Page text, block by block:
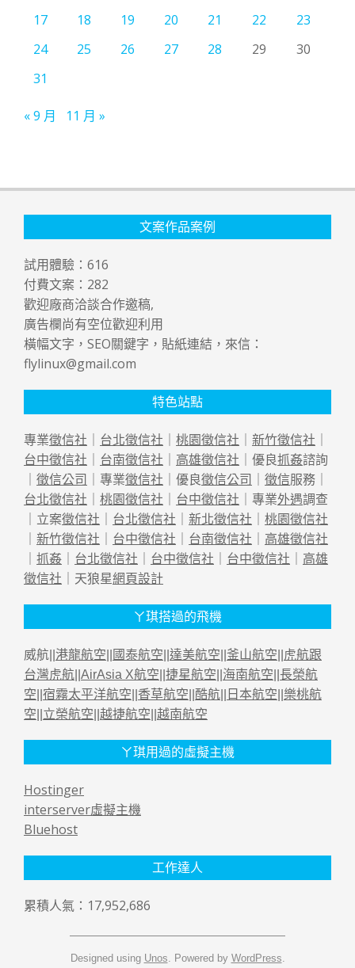
17
18 19 20 21 22
23
24
25 26 27 28 29
30
31
« 9 月 11 月 »
文案作品案例
試用體驗： 616
付費文案： 282
歡迎廠商洽談合作邀稿,
廣告欄尚有空位歡迎利用
橫幅文字，SEO關鍵字，貼紙連結，來信：
flylinux@gmail.com
特色站點
專業徵信社 台北徵信社 桃園徵信社 新竹徵信社
台中徵信社
台南徵信社 高雄徵信社 ｜優良抓姦諮詢
徵信公司 ｜專業徵信社 ｜優良徵信公司 徵信服務｜
台北徵信社
桃園徵信社 台中徵信社 ｜專業外遇調查
｜立案徵信社 台北徵信社 新北徵信社
桃園徵信社
新竹徵信社 台中徵信社 台南徵信社
高雄徵信社
抓姦 台北徵信社 台中徵信社 台中徵信社
高雄
徵信社 ｜天狼星網頁設計
ㄚ琪搭過的飛機
威航|| 港龍航空 國泰航空 達美航空 釜山航空
虎航跟
台灣虎航 AirAsia X航空 捷星航空 海南航空 長榮航
空 宿霧太平洋航空 香草航空 酷航 日本航空 樂桃航
空 立榮航空 越捷航空 越南航空
ㄚ琪用過的虛擬主機
Hostinger
interserver虛擬主機
Bluehost
工作達人
累積人氣：17,952,686
Designed using Unos. Powered by WordPress.